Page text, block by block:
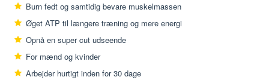
Burn fedt og samtidig bevare muskelmassen
Øget ATP til længere træning og mere energi
Opnå en super cut udseende
For mænd og kvinder
Arbejder hurtigt inden for 30 dage